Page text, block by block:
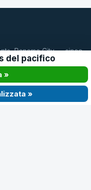
del pacifico
»
»
Panama City — since